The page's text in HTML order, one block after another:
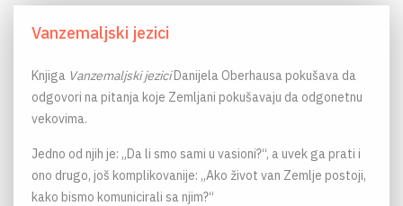
Vanzemaljski jezici
Knjiga Vanzemaljski jeziciDanijela Oberhausa pokušava da
odgovori na pitanja koje Zemljani pokušavaju da odgonetnu
vekovima.
Jedno od njih je: „Da li smo sami u vasioni?“, a uvek ga prati i
ono drugo, još komplikovanije: „Ako život van Zemlje postoji,
kako bismo komunicirali sa njim?“